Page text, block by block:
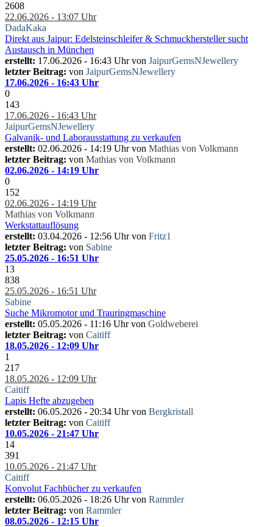
2608
22.06.2026 - 13:07 Uhr
DadaKaka
Direkt aus Jaipur: Edelsteinschleifer & Schmuckhersteller sucht
Austausch in München
erstellt: 17.06.2026 - 16:43 Uhr von JaipurGemsNJewellery
letzter Beitrag: von JaipurGemsNJewellery
17.06.2026 - 16:43 Uhr
0
143
17.06.2026 - 16:43 Uhr
JaipurGemsNJewellery
Galvanik- und Laborausstattung zu verkaufen
erstellt: 02.06.2026 - 14:19 Uhr von Mathias von Volkmann
letzter Beitrag: von Mathias von Volkmann
02.06.2026 - 14:19 Uhr
0
152
02.06.2026 - 14:19 Uhr
Mathias von Volkmann
Werkstattauflösung
erstellt: 03.04.2026 - 12:56 Uhr von Fritz1
letzter Beitrag: von Sabine
25.05.2026 - 16:51 Uhr
13
838
25.05.2026 - 16:51 Uhr
Sabine
Suche Mikromotor und Trauringmaschine
erstellt: 05.05.2026 - 11:16 Uhr von Goldweberei
letzter Beitrag: von Caitiff
18.05.2026 - 12:09 Uhr
1
217
18.05.2026 - 12:09 Uhr
Caitiff
Lapis Hefte abzugeben
erstellt: 06.05.2026 - 20:34 Uhr von Bergkristall
letzter Beitrag: von Caitiff
10.05.2026 - 21:47 Uhr
14
391
10.05.2026 - 21:47 Uhr
Caitiff
Konvolut Fachbücher zu verkaufen
erstellt: 06.05.2026 - 18:26 Uhr von Rammler
letzter Beitrag: von Rammler
08.05.2026 - 12:15 Uhr